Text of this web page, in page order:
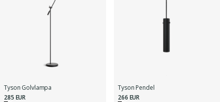
Tyson Golvlampa
285 EUR
Tyson Pendel
266 EUR